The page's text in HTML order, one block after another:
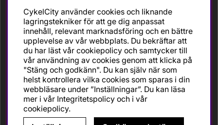
och dess produkter. Gör din bästa cykelaffär på
CykelCity!
CykelCity använder cookies och liknande
lagringstekniker för att ge dig anpassat
innehåll, relevant marknadsföring och en bättre
upplevelse av vår webbplats. Du bekräftar att
du har läst vår cookiepolicy och samtycker till
vår användning av cookies genom att klicka på
"Stäng och godkänn". Du kan själv när som
helst kontrollera vilka cookies som sparas i din
webbläsare under ”Inställningar”. Du kan läsa
mer i vår Integritetspolicy och i vår
cookiepolicy.